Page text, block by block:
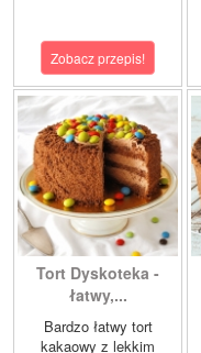
Zobacz przepis!
Tort Dyskoteka -
łatwy,...
Bardzo łatwy tort
kakaowy z lekkim